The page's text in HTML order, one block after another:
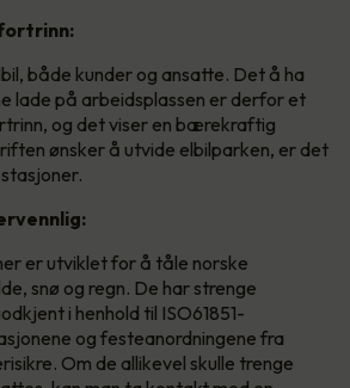
både kunder og ansatte. Det å ha
lade på arbeidsplassen er derfor et
og det viser en bærekraftig
ønsker å utvide elbilparken, er det
er utviklet for å tåle norske
snø og regn. De har strenge
i henhold til ISO61851-
og festeanordningene fra
Om de allikevel skulle trenge